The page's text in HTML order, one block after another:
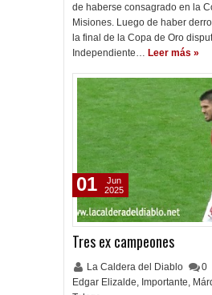
de haberse consagrado en la
Misiones. Luego de haber
la final de la Copa de Oro
Independiente… Leer más »
Tres ex campeones
La Caldera del Diablo 0
Edgar Elizalde, Importante,
01
Jun
2025